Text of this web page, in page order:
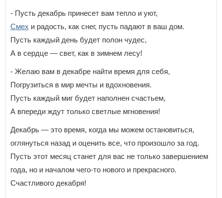
- Пусть декабрь принесет вам тепло и уют,
Смех и радость, как снег, пусть падают в ваш дом.
Пусть каждый день будет полон чудес,
А в сердце — свет, как в зимнем лесу!
- Желаю вам в декабре найти время для себя,
Погрузиться в мир мечты и вдохновения.
Пусть каждый миг будет наполнен счастьем,
А впереди ждут только светлые мгновения!
Декабрь — это время, когда мы можем остановиться,
оглянуться назад и оценить все, что произошло за год.
Пусть этот месяц станет для вас не только завершением
года, но и началом чего-то нового и прекрасного.
Счастливого декабря!